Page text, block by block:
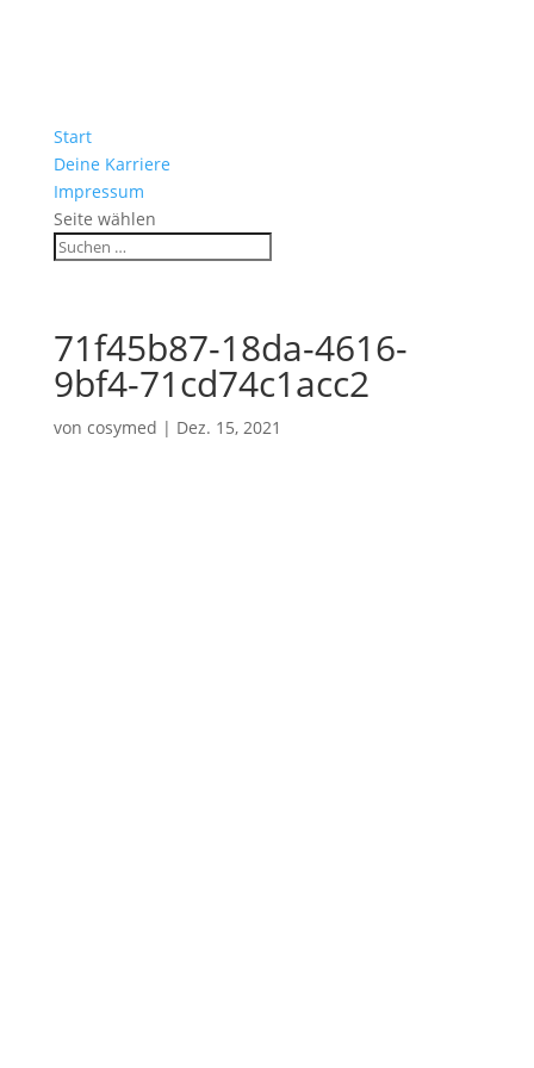
Start
Deine Karriere
Impressum
Seite wählen
71f45b87-18da-4616-
9bf4-71cd74c1acc2
von cosymed | Dez. 15, 2021